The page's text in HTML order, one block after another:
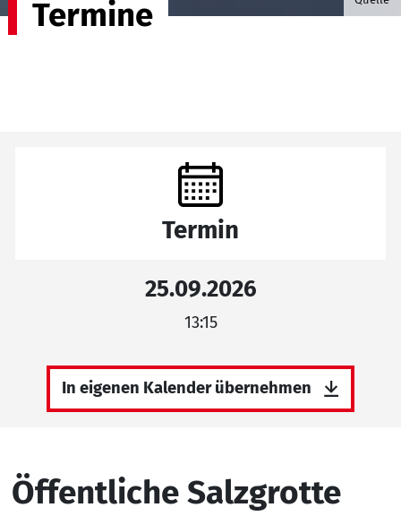
Termine
Öffentliche Salzgrotte
Termin
25.09.2026
13:15
In eigenen Kalender übernehmen